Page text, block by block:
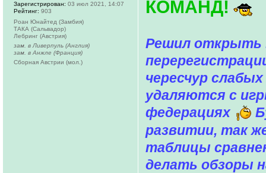
КОМАНД!
Решил открыть
чересчур
удаляются с
федерациях
развитии, так
таблицы
делать обзоры
Зарегистрирован: 03 июл 2021, 14:07
Рейтинг: 903
Роан Юнайтед (Замбия)
ТАКА (Сальвадор)
Лебринг (Австрия)
зам. в Ливерпуль (Англия)
зам. в Анжле (Франция)
Сборная Австрии (мол.)